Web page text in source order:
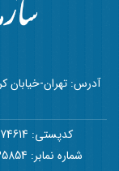
آدرس: تهران-خیابان
کدپستی: 1598774614
شماره نمابر: 02188935854